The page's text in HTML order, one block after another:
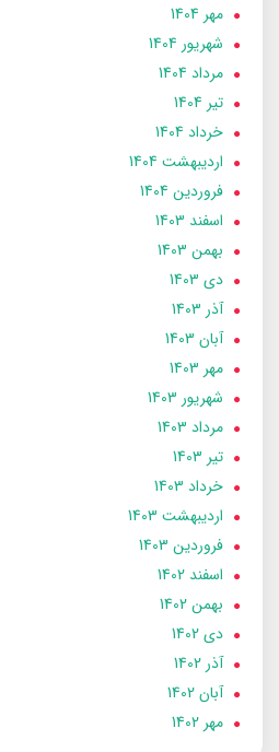
مهر 1404
شهریور 1404
مرداد 1404
تير 1404
خرداد 1404
ارديبهشت 1404
فروردین 1404
اسفند 1403
بهمن 1403
دی 1403
آذر 1403
آبان 1403
مهر 1403
شهریور 1403
مرداد 1403
تير 1403
خرداد 1403
ارديبهشت 1403
فروردین 1403
اسفند 1402
بهمن 1402
دی 1402
آذر 1402
آبان 1402
مهر 1402